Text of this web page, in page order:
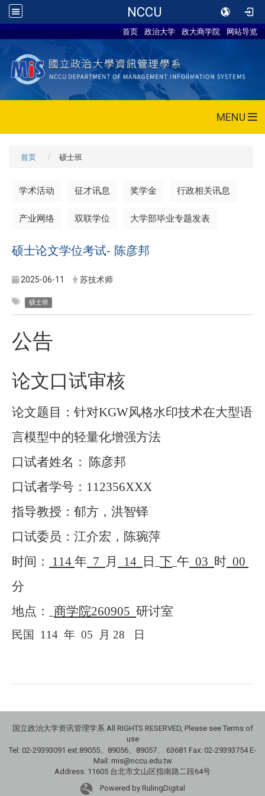
NCCU
首页 政治大学 政大商学院 网站导览
MENU
首页 硕士班
学术活动 征才讯息 奖学金 行政相关讯息
产业网络 双联学位 大学部毕业专题发表
硕士论文学位考试- 陈彦邦
2025-06-11 苏技术师
硕士班
公告
论文口试审核
论文题目：针对KGW风格水印技术在大型语
言模型中的轻量化增强方法
口试者姓名：
陈彦邦
口试者学号： 112356XXX
指导教授：郁方，洪智铎
口试委员：江介宏，陈琬萍
时间：
114 年 7 月 14 日 下 午 03 时 00
分
地点：
商学院260905 研讨室
民国 114 年 05 月 28 日
国立政治大学资讯管理学系 All RIGHTS RESERVED, Please see Terms of
use
Tel: 02-29393091 ext.89055、89056、89057、
63681 Fax: 02-29393754 E-
Mail: mis@nccu.edu.tw
Address: 11605 台北市文山区指南路二段64号
Powered by RulingDigital